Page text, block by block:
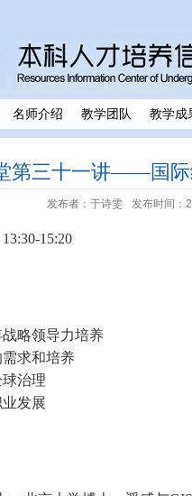
名师介绍 教学团队 教学成
第三十一讲——国际
发布者：于诗雯 发布时间：
13:30-15:20
略领导力培养
求和培养
治理
发展